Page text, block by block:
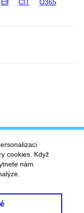
Elf CIT O365
cookies. Když
nám